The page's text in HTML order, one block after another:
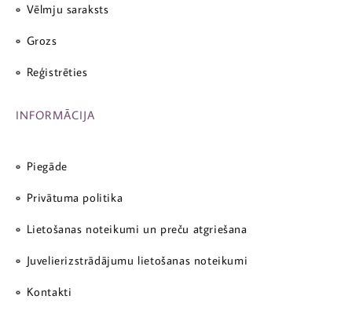
Vēlmju saraksts
Grozs
Reģistrēties
INFORMĀCIJA
Piegāde
Privātuma politika
Lietošanas noteikumi un preču atgriešana
Juvelierizstrādājumu lietošanas noteikumi
Kontakti